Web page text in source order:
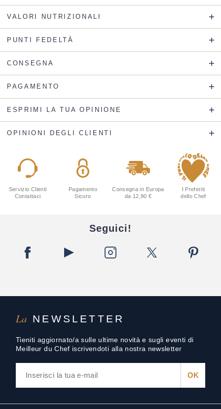
VALORI NUTRIZIONALI
PUNTI FEDELTÀ
CONSEGNA
PAGAMENTO
ESPRIMI LA TUA OPINIONE
OPINIONI DEGLI CLIENTI
La NEWSLETTER
Tieniti aggiornato/a sulle ultime novità e sugli eventi di
Meilleur du Chef iscrivendoti alla nostra newsletter
Servizio Clienti
Contattaci
Pagamento
Sicuro
Consegna in Europa
da 12,90 €
I Preferiti
dello Chef
Seguici!